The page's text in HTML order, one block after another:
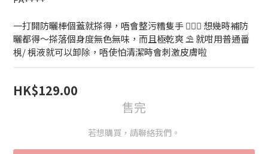
一打開防曬棒個蓋就搽得，唔會整污糟隻手 🧏🏻‍♀️ 想幾時補防
曬都得～搽落個身度無色無味，而且極乾爽 ⛱️ 就咁用普通番
梘/ 梘液就可以卸除，唔使怕清潔時會刺激皮膚啦
HK$129.00
售完
若想購買，請聯絡我們。